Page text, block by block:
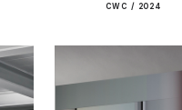
CWC / 2024